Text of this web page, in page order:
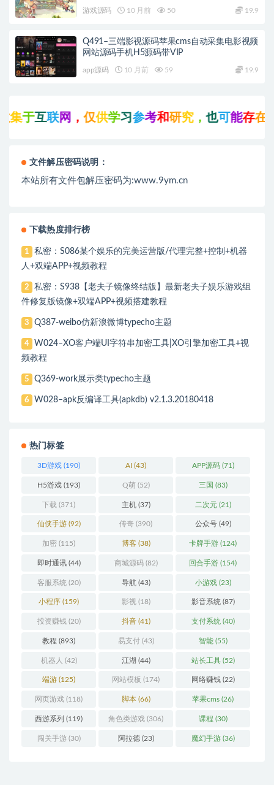
游戏源码 10 月前 50 19.9
Q491–三端影视源码苹果cms自动采集电影视频
网站源码手机H5源码带VIP
app源码 10 月前 59 19.9
于互联网， 仅 供学习参考和研究，也 可能 存在未
文件解压密码说明：
本站所有文件包解压密码为:www.9ym.cn
下载热度排行榜
1
私密：S086某个娱乐的完美运营版/代理完整+控制+机器
人+双端APP+视频教程
2
私密：S938【老夫子镜像终结版】最新老夫子娱乐游戏组
件修复版镜像+双端APP+视频搭建教程
3 Q387-weibo仿新浪微博typecho主题
4
W024–XO客户端UI字符串加密工具|XO引擎加密工具+视
频教程
5 Q369-work展示类typecho主题
6 W028–apk反编译工具(apkdb) v2.1.3.20180418
热门标签
3D游戏 (190) AI (43) APP源码(71)
H5游戏 (193) Q萌(52) 三国 (83)
下载 (371) 主机(37) 二次元(21)
仙侠手游(92) 传奇 (390) 公众号(49)
加密 (115) 博客(38) 卡牌手游 (124)
即时通讯(44) 商城源码(82) 回合手游 (154)
客服系统 (20) 导航(43) 小游戏(23)
小程序 (159) 影视(18) 影音系统(87)
投资赚钱 (20) 抖音(41) 支付系统 (40)
教程 (893) 易支付(43) 智能(55)
机器人 (42) 江湖 (44) 站长工具(52)
端游 (125) 网站模板 (174) 网络赚钱(22)
网页游戏 (118) 脚本(66) 苹果cms (26)
西游系列 (119) 角色类游戏 (306) 课程 (30)
闯关手游(30) 阿拉德(23) 魔幻手游(36)